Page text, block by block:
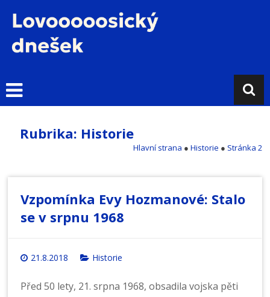
obsahu
L
s
i
c
ý
d
n
e
š
k
Rubrika: Historie
Hlavní strana ● Historie ● Stránka 2
Vzpomínka Evy Hozmanové: Stalo
se v srpnu 1968
21.8.2018 Historie
Před 50 lety, 21. srpna 1968, obsadila vojska pěti